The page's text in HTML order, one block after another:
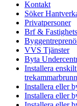
Kontakt
Söker
Privatpersoner
Brf &
VVS Tjänster
Byta
Installera
Installera eller
Installera eller